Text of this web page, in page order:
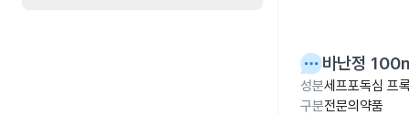
바난정
성분세프포독심 프
구분전문의약품